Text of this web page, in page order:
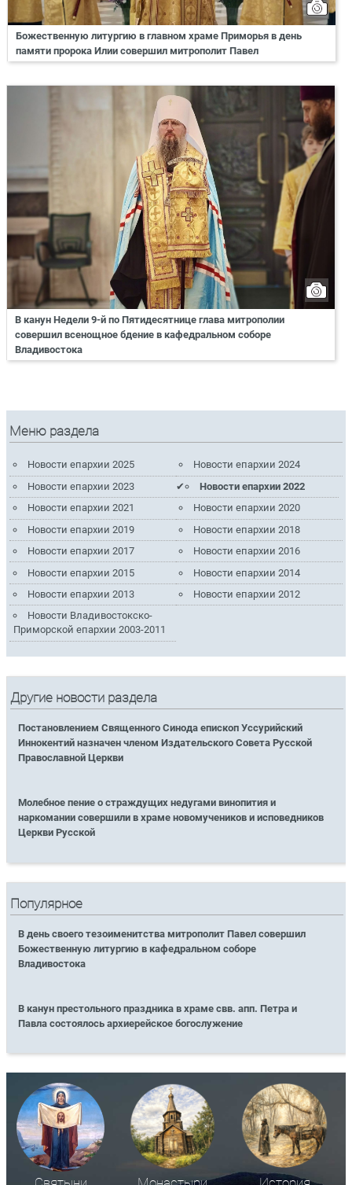
Божественную литургию в главном храме Приморья в день
памяти пророка Илии совершил митрополит Павел
В канун Недели 9-й по Пятидесятнице глава митрополии
совершил всенощное бдение в кафедральном соборе
Владивостока
Меню раздела
Новости епархии 2025
Новости епархии 2024
Новости епархии 2023
Новости епархии 2022
Новости епархии 2021
Новости епархии 2020
Новости епархии 2019
Новости епархии 2018
Новости епархии 2017
Новости епархии 2016
Новости епархии 2015
Новости епархии 2014
Новости епархии 2013
Новости епархии 2012
Новости Владивостокско-
Приморской епархии 2003-2011
Другие новости раздела
Постановлением Священного Синода епископ Уссурийский
Иннокентий назначен членом Издательского Совета Русской
Православной Церкви
Молебное пение о страждущих недугами винопития и
наркомании совершили в храме новомучеников и исповедников
Церкви Русской
Популярное
В день своего тезоименитства митрополит Павел совершил
Божественную литургию в кафедральном соборе
Владивостока
В канун престольного праздника в храме свв. апп. Петра и
Павла состоялось архиерейское богослужение